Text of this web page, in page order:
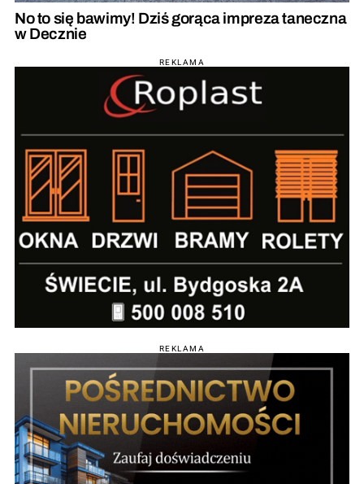
No to się bawimy! Dziś gorąca impreza taneczna
w Decznie
REKLAMA
REKLAMA